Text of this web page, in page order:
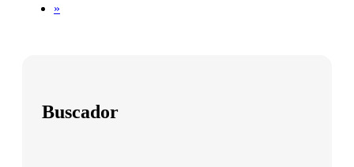
»
Buscador